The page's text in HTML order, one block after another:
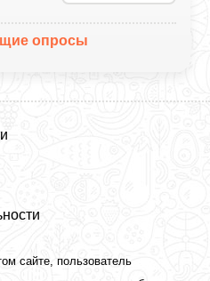
опросы
сайте, пользователь